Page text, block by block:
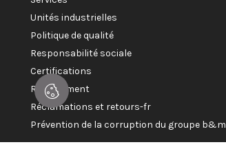
unités industrielles
politique de qualité
responsabilité sociale
certifications
recrutement
réclamations et retours-fr
prévention de la corruption du groupe b&m